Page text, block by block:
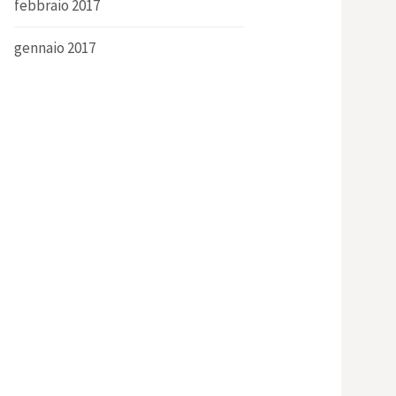
febbraio 2017
gennaio 2017